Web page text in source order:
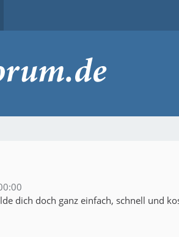
dich doch ganz einfach, schnell und